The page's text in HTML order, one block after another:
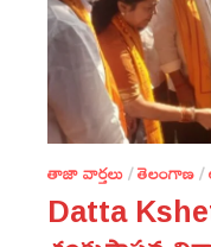
తాజా వార్తలు/తెలంగాణ/
Datta